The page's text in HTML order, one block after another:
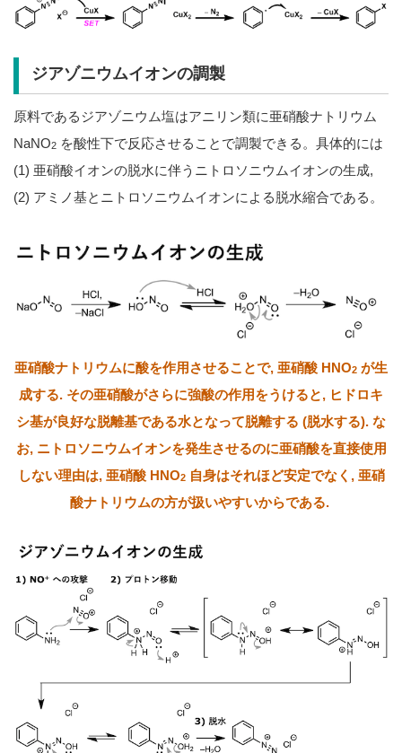
ジアゾニウムイオンの調製
原料であるジアゾニウム塩はアニリン類に亜硝酸ナトリウム
NaNO2 を酸性下で反応させることで調製できる。具体的には
(1) 亜硝酸イオンの脱水に伴うニトロソニウムイオンの生成,
(2) アミノ基とニトロソニウムイオンによる脱水縮合である。
亜硝酸ナトリウムに酸を作用させることで, 亜硝酸 HNO2 が生
成する. その亜硝酸がさらに強酸の作用をうけると, ヒドロキ
シ基が良好な脱離基である水となって脱離する (脱水する). な
お, ニトロソニウムイオンを発生させるのに亜硝酸を直接使用
しない理由は, 亜硝酸 HNO2自身はそれほど安定でなく, 亜硝
酸ナトリウムの方が扱いやすいからである.